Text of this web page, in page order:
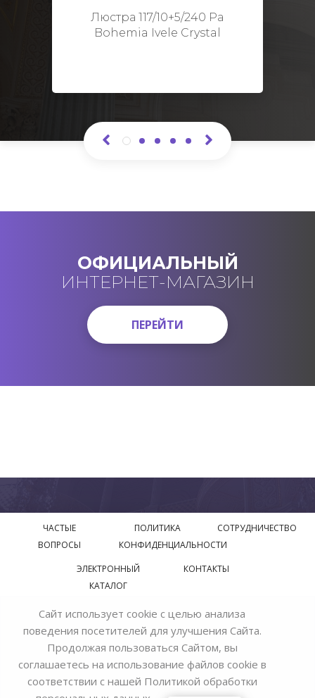
Люстра 117/10+5/240 Pa
Bohemia Ivele Crystal
ОФИЦИАЛЬНЫЙ
ИНТЕРНЕТ-МАГАЗИН
ПЕРЕЙТИ
ПЕРЕЙТИ
ЧАСТЫЕ
ВОПРОСЫ
ПОЛИТИКА
КОНФИДЕНЦИАЛЬНОСТИ
СОТРУДНИЧЕСТВО
ЭЛЕКТРОННЫЙ
КАТАЛОГ
КОНТАКТЫ
© 2018—2026 Официальный сайт завода производителя
Bohemia Ivele Crystal
Сайт использует cookie с целью анализа
поведения посетителей для улучшения Сайта.
Продолжая пользоваться Сайтом, вы
соглашаетесь на использование файлов cookie в
соответствии с нашей Политикой обработки